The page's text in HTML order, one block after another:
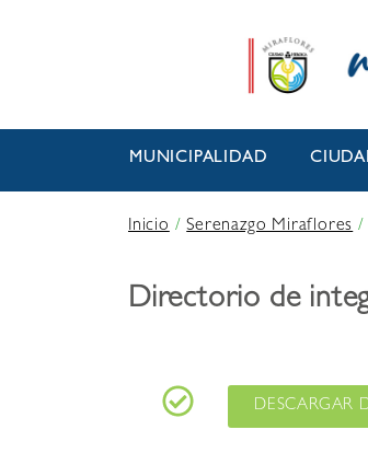
MUNICIPALIDAD
Inicio/Serenazgo Miraflores
Directorio de
DESCARGAR